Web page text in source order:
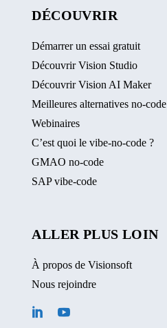
DÉCOUVRIR
Démarrer un essai gratuit
Découvrir Vision Studio
Découvrir Vision AI Maker
Meilleures alternatives no-code
Webinaires
C’est quoi le vibe-no-code ?
GMAO no-code
SAP vibe-code
ALLER PLUS LOIN
À propos de Visionsoft
Nous rejoindre